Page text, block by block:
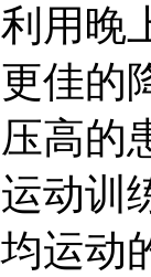
用
佳的
高
动训
运动